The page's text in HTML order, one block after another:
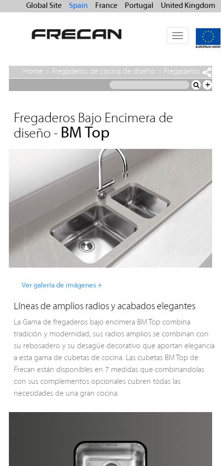
Global Site Spain France Portugal United Kingdom
Toggle
navigation
Home > Fregaderos de cocina de diseño > Fregaderos
Bajo Encimera de diseño
>BM Top
+
Fregaderos Bajo Encimera de
diseño - BM Top
Ver galería de imágenes +
Líneas de amplios radios y acabados elegantes
La Gama de fregaderos bajo encimera BM Top combina
tradición y modernidad, sus radios amplios se combinan con
su rebosadero y su desagüe decorativo que aportan elegancia
a esta gama de cubetas de cocina. Las cubetas BM Top de
Frecan están disponibles en 7 medidas que combinandolas
con sus complementos opcionales cubren todas las
necesidades de una gran cocina.